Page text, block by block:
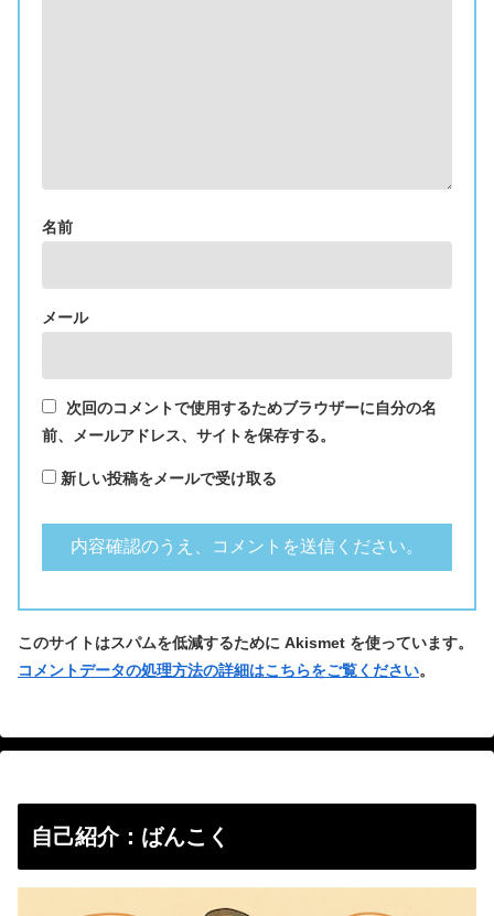
名前
メール
次回のコメントで使用するためブラウザーに自分の名
前、メールアドレス、サイトを保存する。
新しい投稿をメールで受け取る
このサイトはスパムを低減するために Akismet を使っています。
コメントデータの処理方法の詳細はこちらをご覧ください。
自己紹介：ばんこく